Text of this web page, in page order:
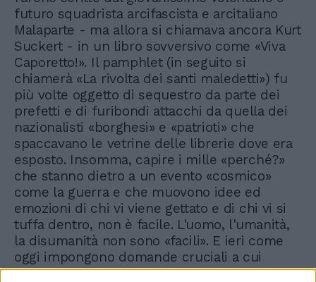
futuro squadrista arcifascista e arcitaliano
Malaparte - ma allora si chiamava ancora Kurt
Suckert - in un libro sovversivo come «Viva
Caporetto!». Il pamphlet (in seguito si
chiamerà «La rivolta dei santi maledetti») fu
più volte oggetto di sequestro da parte dei
prefetti e di furibondi attacchi da quella dei
nazionalisti «borghesi» e «patrioti» che
spaccavano le vetrine delle librerie dove era
esposto. Insomma, capire i mille «perché?»
che stanno dietro a un evento «cosmico»
come la guerra e che muovono idee ed
emozioni di chi vi viene gettato e di chi vi si
tuffa dentro, non è facile. L'uomo, l'umanità,
la disumanità non sono «facili». E ieri come
oggi impongono domande cruciali a cui
continuiamo a non saper rispondere.